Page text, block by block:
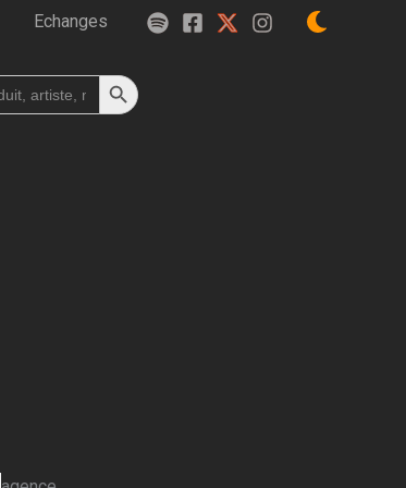
Echanges
Search Button